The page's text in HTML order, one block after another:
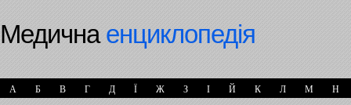
Медичнаенциклопедія
А Б В Г Д Ї Ж З І Й К Л М Н